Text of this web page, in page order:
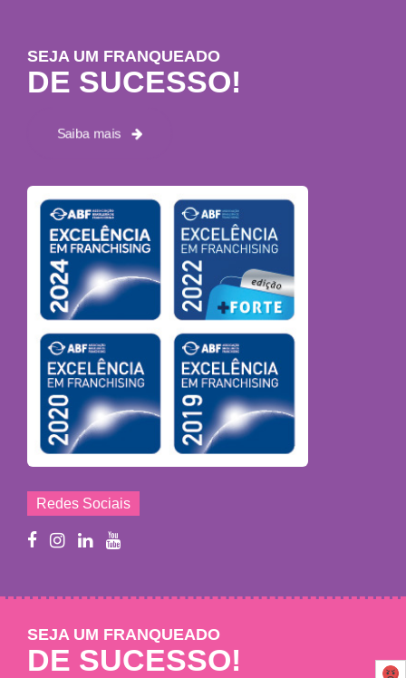
SEJA UM FRANQUEADO
DE SUCESSO!
Saiba mais
Redes Sociais
SEJA UM FRANQUEADO
DE SUCESSO!